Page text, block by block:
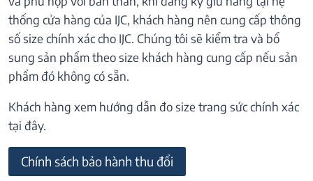
thống cửa hàng của IJC, khách hàng nên cung cấp thông
số size chính xác cho IJC. Chúng tôi sẽ kiểm tra và bổ
sung sản phẩm theo size khách hàng cung cấp nếu sản
phẩm đó không có sẵn.
Khách hàng xem hướng dẫn đo size trang sức chính xác
tại đây.
Chính sách bảo hành thu đổi